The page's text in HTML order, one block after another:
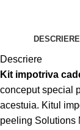
DESCRIERE
Descriere
Kit impotriva
conceput special
acestuia. Kitul
peeling Solutions